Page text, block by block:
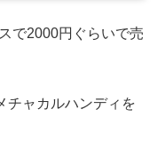
で2000円ぐらいで売
チャカルハンディを